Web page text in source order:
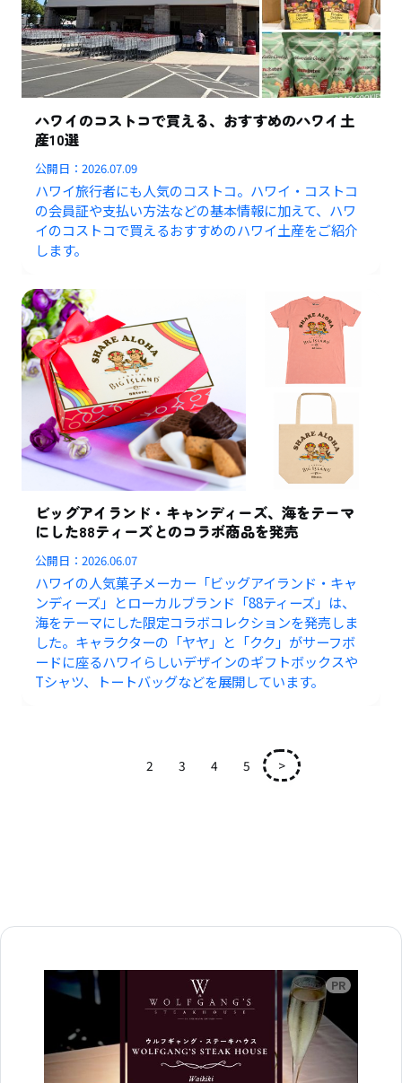
ハワイのコストコで買える、おすすめのハワイ土
産10選
公開日：2026.07.09
ハワイ旅行者にも人気のコストコ。ハワイ・コストコ
の会員証や支払い方法などの基本情報に加えて、ハワ
イのコストコで買えるおすすめのハワイ土産をご紹介
します。
ビッグアイランド・キャンディーズ、海をテーマ
にした88ティーズとのコラボ商品を発売
公開日：2026.06.07
ハワイの人気菓子メーカー「ビッグアイランド・キャ
ンディーズ」とローカルブランド「88ティーズ」は、
海をテーマにした限定コラボコレクションを発売しま
した。キャラクターの「ヤヤ」と「クク」がサーフボ
ードに座るハワイらしいデザインのギフトボックスや
Tシャツ、トートバッグなどを展開しています。
2 3 4 5 >
広告